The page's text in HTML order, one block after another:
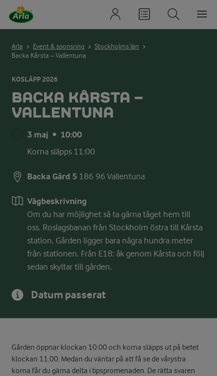
Arla Event & sponsring
Stockholms län
Backa Kårsta – Vallentuna
KOSLÄPP 2026
BACKA KÅRSTA –
VALLENTUNA
3 maj • 10:00
Korna släpps 11:00
Backa Gård 5 186 96 Vallentuna
Vägbeskrivning
Om du har möjlighet så ta gärna tåget hem till
oss. Roslagsbanan från Stockholm östra till Kårsta
station. Gården ligger bara några hundra meter
från stationen. Från E18: åk genom Kårsta och följ
sedan skyltar till gården.
Datum passerat
Gården öppnar klockan 10.00 och korna släpps ut på betet
klockan 11.00. Medan du väntar på att få se de vårystra
korna får du gärna delta i tipspromenaden. De rätta svaren